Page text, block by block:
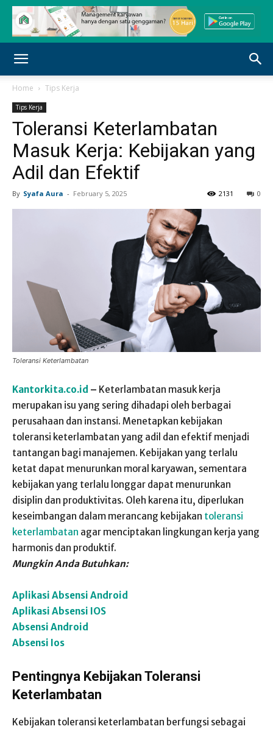
Home Tips Kerja
Tips Kerja
Toleransi Keterlambatan
Masuk Kerja: Kebijakan yang
Adil dan Efektif
By Syafa Aura - February 5, 2025 0
2131
Toleransi Keterlambatan
Kantorkita.co.id – Keterlambatan masuk kerja
merupakan isu yang sering dihadapi oleh berbagai
perusahaan dan instansi. Menetapkan kebijakan
toleransi keterlambatan yang adil dan efektif menjadi
tantangan bagi manajemen. Kebijakan yang terlalu
ketat dapat menurunkan moral karyawan, sementara
kebijakan yang terlalu longgar dapat menurunkan
disiplin dan produktivitas. Oleh karena itu, diperlukan
keseimbangan dalam merancang kebijakan toleransi
keterlambatan agar menciptakan lingkungan kerja yang
harmonis dan produktif.
Mungkin Anda Butuhkan:
Aplikasi Absensi Android
Aplikasi Absensi IOS
Absensi Android
Absensi Ios
Pentingnya Kebijakan Toleransi
Keterlambatan
Kebijakan toleransi keterlambatan berfungsi sebagai